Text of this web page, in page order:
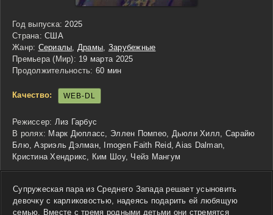
Год выпуска: 2025
Страна: США
Жанр: Сериалы Драмы Зарубежные
Премьера (Мир): 19 марта 2025
Продолжительность: 60 мин
Качество: WEB-DL
Режиссер: Лиз Гарбус
В ролях: Марк Дюпласс, Эллен Помпео, Дьюли Хилл, Сарайю
Блю, Азриэль Дэлман, Imogen Faith Reid, Aias Dalman,
Кристина Хендрикс, Ким Шоу, Чейз Мангум
Супружеская пара из Среднего Запада решает усыновить
девочку с карликовостью, надеясь подарить ей любящую
семью. Вместе с тремя родными детьми они стремятся